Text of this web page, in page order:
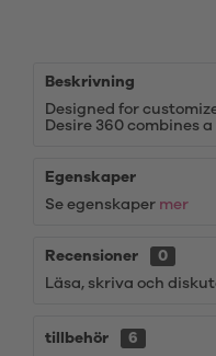
Beskrivning
Designed for
Desire 360 combines
Egenskaper
Se egenskaper mer
Recensioner
0
Läsa, skriva och
tillbehör 6